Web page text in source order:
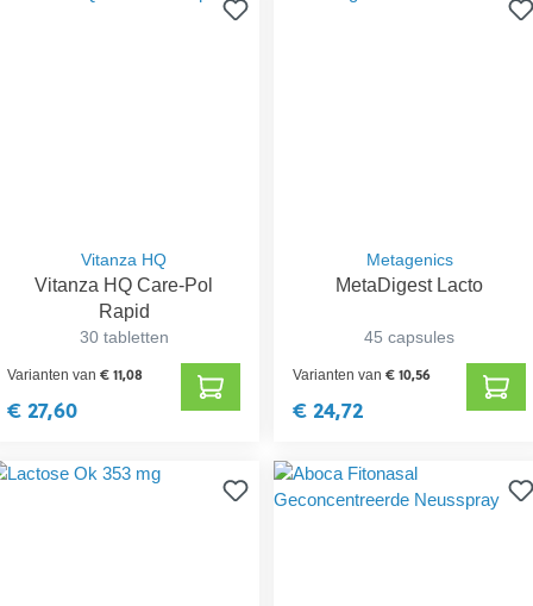
Vitanza HQ
Vitanza HQ Care-Pol
Rapid
30 tabletten
Varianten van€ 11,08
€ 27,60
Metagenics
MetaDigest Lacto
45 capsules
Varianten van€ 10,56
€ 24,72